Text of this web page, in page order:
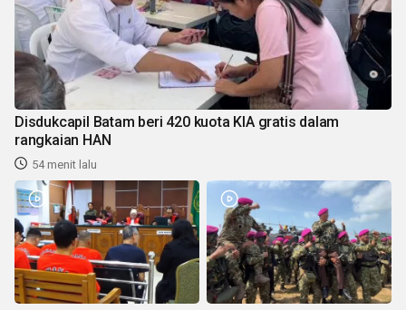
Disdukcapil Batam beri 420 kuota KIA gratis dalam
rangkaian HAN
54 menit lalu